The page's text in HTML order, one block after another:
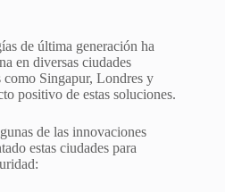
de última generación ha
en diversas ciudades
Singapur, Londres y
positivo de estas soluciones.
de las innovaciones
estas ciudades para